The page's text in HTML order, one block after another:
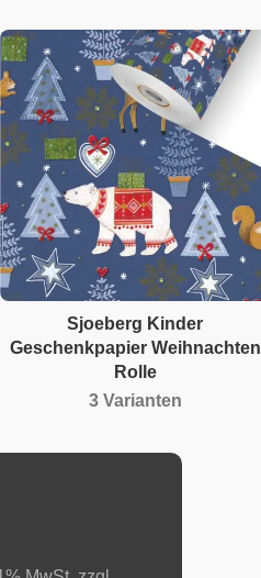
Sjoeberg Kinder
Geschenkpapier Weihnachten
Rolle
3 Varianten